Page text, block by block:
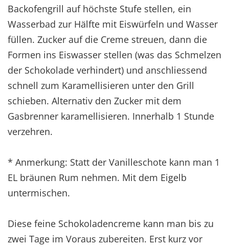
Backofengrill auf höchste Stufe stellen, ein
Wasserbad zur Hälfte mit Eiswürfeln und Wasser
füllen. Zucker auf die Creme streuen, dann die
Formen ins Eiswasser stellen (was das Schmelzen
der Schokolade verhindert) und anschliessend
schnell zum Karamellisieren unter den Grill
schieben. Alternativ den Zucker mit dem
Gasbrenner karamellisieren. Innerhalb 1 Stunde
verzehren.
* Anmerkung: Statt der Vanilleschote kann man 1
EL bräunen Rum nehmen. Mit dem Eigelb
untermischen.
Diese feine Schokoladencreme kann man bis zu
zwei Tage im Voraus zubereiten. Erst kurz vor